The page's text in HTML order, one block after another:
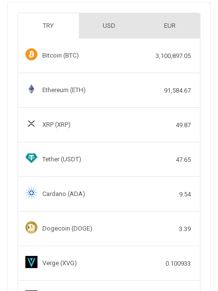
TRY USD EUR
Bitcoin (BTC) 3,100,897.05
Ethereum (ETH) 91,584.67
XRP (XRP) 49.87
Tether (USDT) 47.65
Cardano (ADA) 9.54
Dogecoin (DOGE) 3.39
Verge (XVG) 0.100933